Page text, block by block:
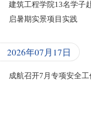
建筑工程学院13名学子
启暑期实景项目实践
2026年07月17日
成航召开7月专项安全工